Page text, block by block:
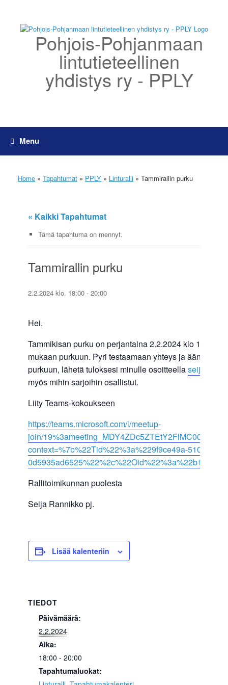
content
Pohjois-Pohjanmaan
lintutieteellinen
yhdistys ry - PPLY
Menu
Home » Tapahtumat » PPLY » Linturalli » Tammirallin purku
« Kaikki Tapahtumat
Tämä tapahtuma on mennyt.
Tammirallin purku
2.2.2024 klo. 18:00 - 20:00
Hei,
Tammikisan purku on perjantaina 2.2.2024 klo 18.00
mukaan purkuun. Pyri testaamaan yhteys ja äänet
purkuun, lähetä tuloksesi minulle osoitteella
myös mihin sarjoihin osallistut.
Liity Teams-kokoukseen
https://teams.microsoft.com/l/meetup-
join/
context=%7b%22Tid%22%3a%229f9ce49a-5101-
Rallitoimikunnan puolesta
Seija Rannikko pj.
Lisää kalenteriin
TIEDOT
Päivämäärä:
2.2.2024
Aika:
18:00 - 20:00
Tapahtumaluokat: